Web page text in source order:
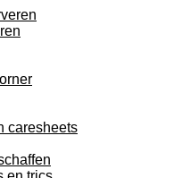
caresheets